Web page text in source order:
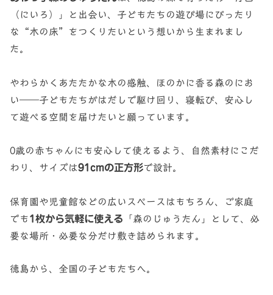
（にいろ）」と出会い、子どもたちの遊び場にぴったり
な“木の床”をつくりたいという想いから生まれまし
た。
やわらかくあたたかな木の感触、ほのかに香る森のにお
い——子どもたちがはだしで駆け回り、寝転び、安心し
て遊べる空間を届けたいと願っています。
0歳の赤ちゃんにも安心して使えるよう、自然素材にこだ
わり、サイズは91cmの正方形で設計。
保育園や児童館などの広いスペースはもちろん、ご家庭
でも1枚から気軽に使える 「森のじゅうたん」として、必
要な場所・必要な分だけ敷き詰められます。
徳島から、全国の子どもたちへ。